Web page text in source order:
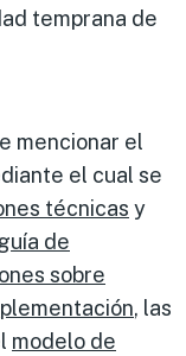
temprana de
mencionar el
el cual se
técnicas y
de
sobre
, las
modelo de